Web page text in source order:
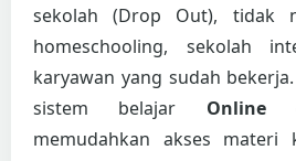
sekolah (Drop Out), tidak
homeschooling, sekolah
karyawan yang sudah
sistem belajar Online
memudahkan akses